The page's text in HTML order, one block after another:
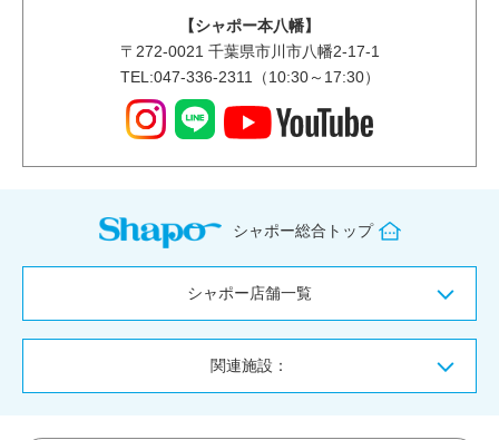
【シャポー本八幡】
〒 272-0021 千葉県市川市八幡2-17-1
TEL:047-336-2311（10:30～17:30）
シャポー総合トップ
シャポー店舗一覧
関連施設：